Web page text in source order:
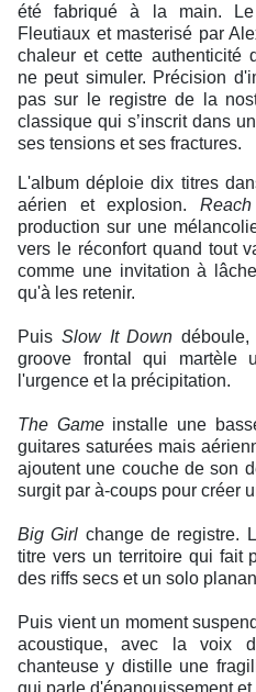
été fabriqué à la main.
Fleutiaux et masterisé par
chaleur et cette authenticité
ne peut simuler. Précision
pas sur le registre de la
classique qui s’inscrit dans
ses tensions et ses fractures.
L'album déploie dix titres
aérien et explosion.
production sur une
vers le réconfort quand tout
comme une invitation à
qu'à les retenir.
Puis Slow It Down
groove frontal qui martèle
l'urgence et la précipitation.
The Gameinstalle une
guitares saturées mais
ajoutent une couche de son
surgit par à-coups pour créer
Big Girl change de registre.
titre vers un territoire qui fait
des riffs secs et un solo
Puis vient un moment
acoustique, avec la voix
chanteuse y distille une
qui parle d'épanouissement et